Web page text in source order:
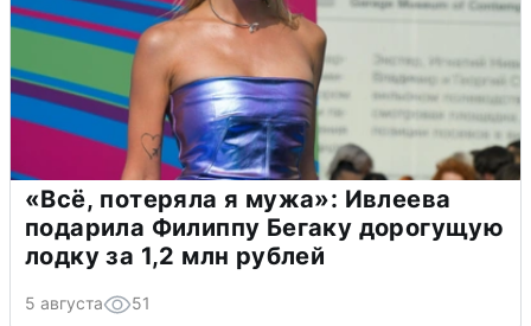
«Всё, потеряла я мужа»: Ивлеева
подарила Филиппу Бегаку дорогущую
лодку за 1,2 млн рублей
5 августа 51